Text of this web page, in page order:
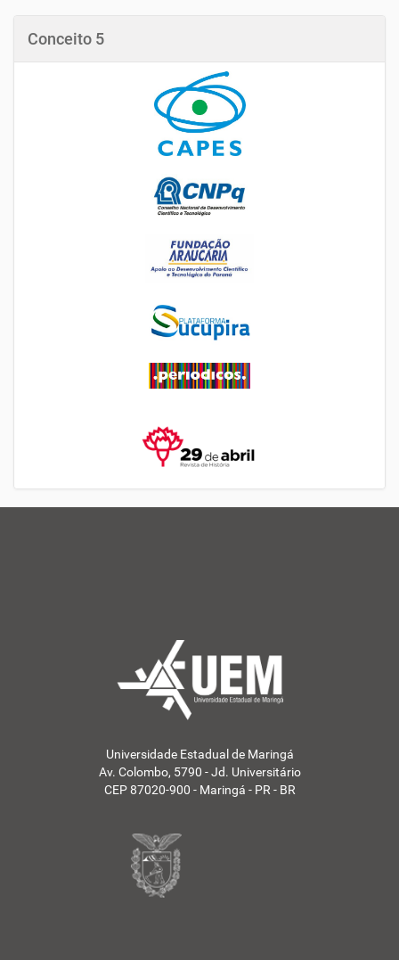
Conceito 5
Universidade Estadual de Maringá
Av. Colombo, 5790 - Jd. Universitário
CEP 87020-900 - Maringá - PR - BR